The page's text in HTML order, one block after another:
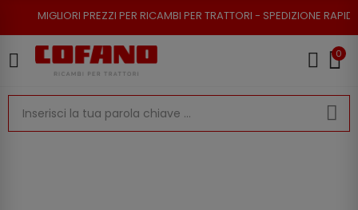
PREZZI PER RICAMBI PER TRATTORI - SPEDIZIONE RAPIDA - RESO
0